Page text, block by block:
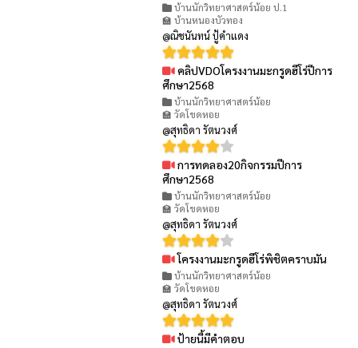
บ้านนักวิทยาศาสตร์น้อย ป.1
🏫 บ้านหนองบัวทอง
@ณิชนันทน์ ปู้คำแดง
คลิปVDOโครงงานมะกรูดฮีโร่ปีการ
ศึกษา2568
บ้านนักวิทยาศาสตร์น้อย
🏫 วัดโขดหอย
@สุทธิดา รัตนวงศ์
การทดลอง20กิจกรรมปีการ
ศึกษา2568
บ้านนักวิทยาศาสตร์น้อย
🏫 วัดโขดหอย
@สุทธิดา รัตนวงศ์
โครงงานมะกรูดฮีโร่พิชิตคราบมัน
บ้านนักวิทยาศาสตร์น้อย
🏫 วัดโขดหอย
@สุทธิดา รัตนวงศ์
ป้ายนี้มีคำตอบ